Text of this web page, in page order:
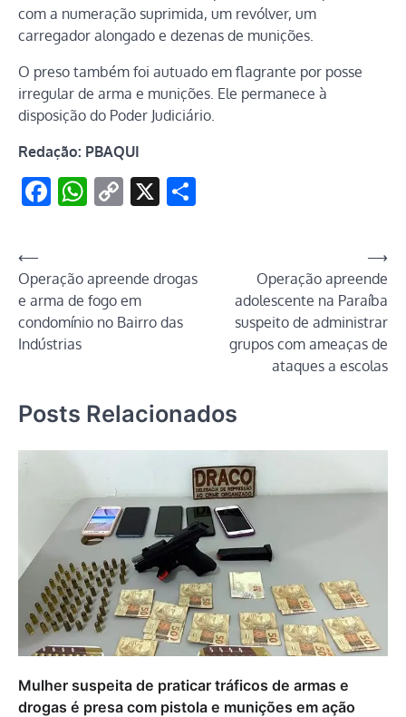
com a numeração suprimida, um revólver, um
carregador alongado e dezenas de munições.
O preso também foi autuado em flagrante por posse
irregular de arma e munições. Ele permanece à
disposição do Poder Judiciário.
Redação: PBAQUI
Facebook
WhatsApp
Copy
X
Navegação
de
Post
⟵
Operação apreende drogas
e arma de fogo em
condomínio no Bairro das
Indústrias
Operação apreende
adolescente na Paraíba
suspeito de administrar
grupos com ameaças de
ataques a escolas
⟶
Posts Relacionados
Mulher suspeita de praticar tráficos de armas e
drogas é presa com pistola e munições em ação